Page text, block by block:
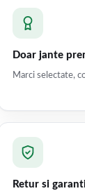
Doar jante
Marci selectate,
Retur si